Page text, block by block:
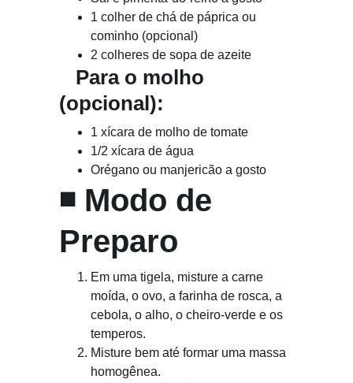
1 colher de chá de páprica ou
cominho (opcional)
2 colheres de sopa de azeite
(opcional):
1 xícara de molho de tomate
1/2 xícara de água
Orégano ou manjericão a gosto
◾ Modo de
Preparo
Em uma tigela, misture a carne
moída, o ovo, a farinha de rosca, a
cebola, o alho, o cheiro-verde e os
temperos.
Misture bem até formar uma massa
homogênea.